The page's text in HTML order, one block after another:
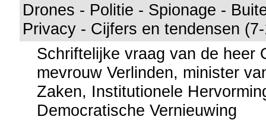
Drones - Politie - Spionage -
Privacy - Cijfers en tendensen
Schriftelijke vraag van de heer
mevrouw Verlinden, minister
Zaken, Institutionele
Democratische Vernieuwing